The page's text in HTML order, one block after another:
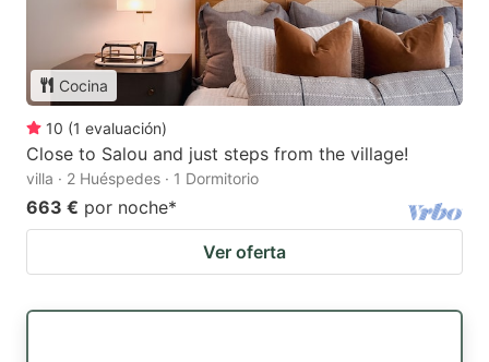
Cocina
10 (1 evaluación)
Close to Salou and just steps from the village!
villa · 2 Huéspedes · 1 Dormitorio
663 € por noche*
Ver oferta